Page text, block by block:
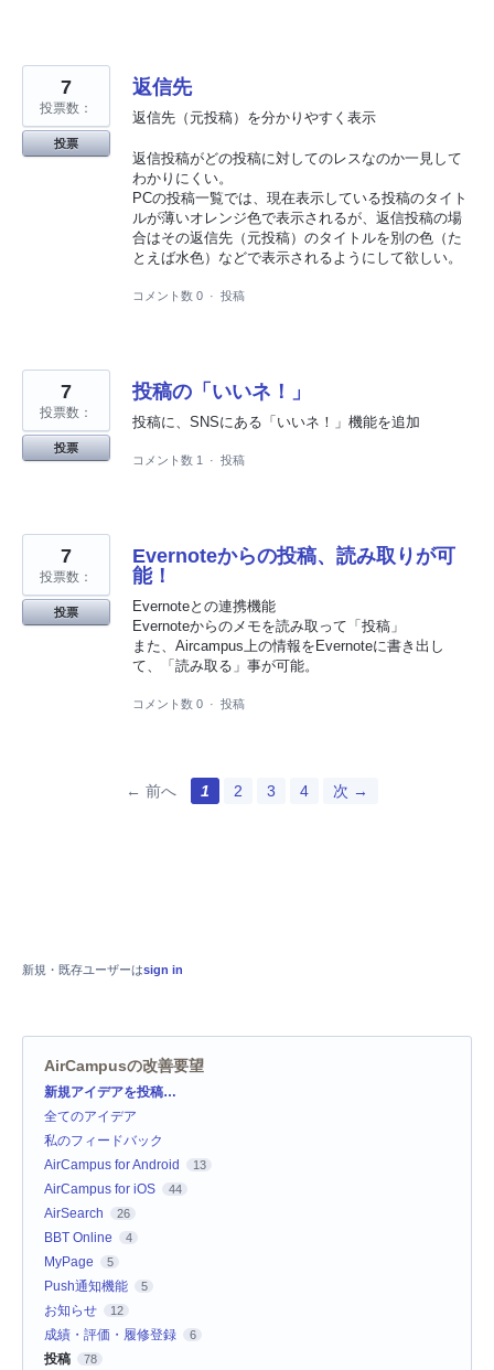
返信先
返信先（元投稿）を分かりやすく表示
返信投稿がどの投稿に対してのレスなのか一見して
わかりにくい。
PCの投稿一覧では、現在表示している投稿のタイト
ルが薄いオレンジ色で表示されるが、返信投稿の場
合はその返信先（元投稿）のタイトルを別の色（た
とえば水色）などで表示されるようにして欲しい。
7
投票数：
投票
コメント数 0 · 投稿
投稿の「いいネ！」
投稿に、SNSにある「いいネ！」機能を追加
7
投票数：
投票
コメント数 1
· 投稿
Evernoteからの投稿、読み取りが可
能！
Evernoteとの連携機能
Evernoteからのメモを読み取って「投稿」
また、Aircampus上の情報をEvernoteに書き出し
て、「読み取る」事が可能。
7
投票数：
投票
コメント数 0 · 投稿
← 前へ 1 2 3 4 次 →
新規・既存ユーザーはsign in
AirCampusの改善要望
カ
ゴ
リ
新規アイデアを投稿…
全てのアイデア
私のフィードバック
AirCampus for Android
13
AirCampus for iOS 44
AirSearch 26
BBT Online 4
MyPage 5
Push通知機能 5
お知らせ 12
成績・評価・履修登録 6
投稿 78